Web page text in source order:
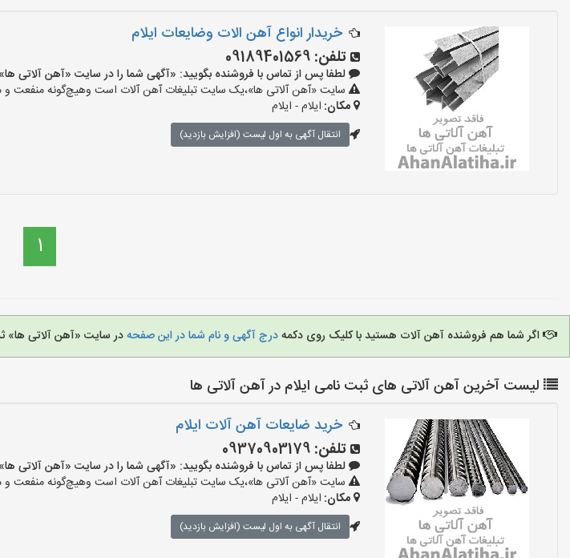
خریدار انواع آهن الات وضایعات ایلام
تلفن: 09189401569
لطفا پس از تماس با فروشنده بگویید: «آگهی شما را در سایت «آهن آلاتی ها» دیده ام و کد
سایت «آهن آلاتی ها»،یک سایت تبلیغات آهن آلات است وهیچ‌گونه منفعت و
مکان: ایلام - ایلام
انتقال آگهی به اول لیست (افزایش بازدید)
1
اگر شما هم فروشنده آهن آلات هستید با کلیک روی دکمهدرج آگهی و نام شما در این صفحهدر سایت «آهن آلاتی ها»
لیست آخرین آهن آلاتی های ثبت نامی ایلام در آهن آلاتی ها
خرید ضایعات آهن آلات ایلام
تلفن: 09370903179
لطفا پس از تماس با فروشنده بگویید: «آگهی شما را در سایت «آهن آلاتی ها» دیده ام و کد
سایت «آهن آلاتی ها»،یک سایت تبلیغات آهن آلات است وهیچ‌گونه منفعت و
مکان: ایلام - ایلام
انتقال آگهی به اول لیست (افزایش بازدید)